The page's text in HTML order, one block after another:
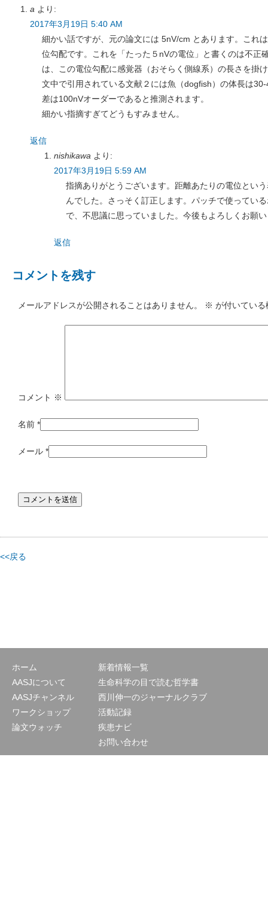
a より:
2017年3月19日 5:40 AM
細かい話ですが、元の論文には 5nV/cm とあります。これ
位勾配です。これを「たった５nVの電位」と書くのは不正
は、この電位勾配に感覚器（おそらく側線系）の長さを掛
文中で引用されている文献２には魚（dogfish）の体長は
差は100nVオーダーであると推測されます。
細かい指摘すぎてどうもすみません。
返信
nishikawa より:
2017年3月19日 5:59 AM
指摘ありがとうございます。距離あたりの電位とい
んでした。さっそく訂正します。パッチで使ってい
で、不思議に思っていました。今後もよろしくお願
返信
コメントを残す
メールアドレスが公開されることはありません。 ※ が付いてい
コメント ※
名前 *
メール *
<<戻る
ホーム
AASJについて
AASJチャンネル
ワークショップ
論文ウォッチ
新着情報一覧
生命科学の目で読む哲学書
西川伸一のジャーナルクラブ
活動記録
疾患ナビ
お問い合わせ